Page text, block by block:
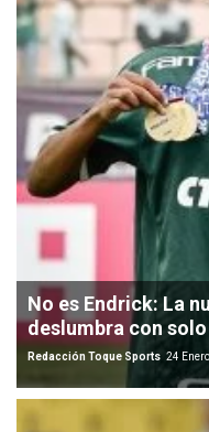
No es Endrick: La
deslumbra con
Redacción Toque Sports 24